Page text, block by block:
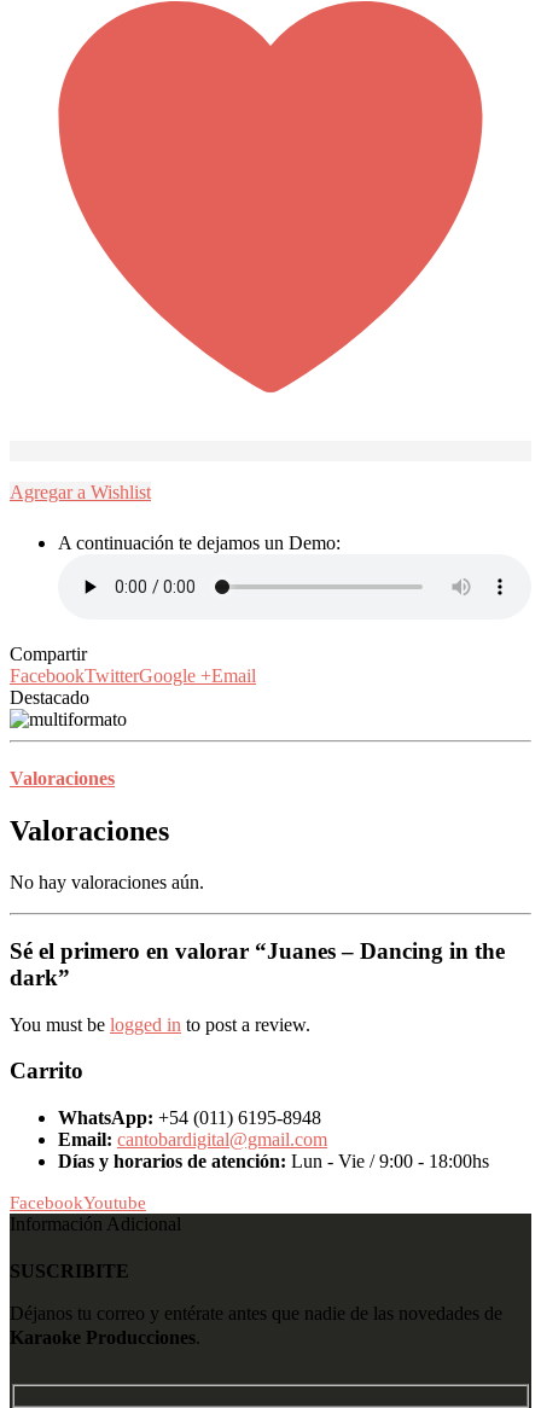
Agregar a Wishlist
A continuación te dejamos un Demo:
Compartir
FacebookTwitterGoogle +Email
Destacado
Valoraciones
Valoraciones
No hay valoraciones aún.
Sé el primero en valorar “Juanes – Dancing in the
dark”
You must be logged in to post a review.
Carrito
WhatsApp: +54 (011) 6195-8948
Email: cantobardigital@gmail.com
Días y horarios de atención: Lun - Vie / 9:00 - 18:00hs
FacebookYoutube
Información Adicional
SUSCRIBITE
Déjanos tu correo y entérate antes que nadie de las novedades de
Karaoke Producciones.